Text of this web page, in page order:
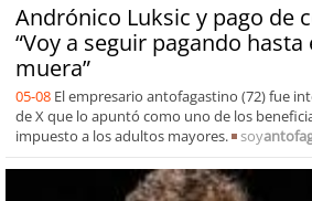
Andrónico Luksic y pago de
“Voy a seguir pagando
muera”
05-08 El empresario antofagastino (72) fue
de X que lo apuntó como uno de los
impuesto a los adultos mayores.
soy